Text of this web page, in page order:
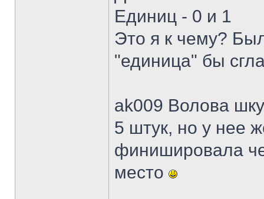
Единиц - 0 и 1
Это я к чему?
"единица" бы
ak009 Волова
5 штук, но у нее
финишировала
место